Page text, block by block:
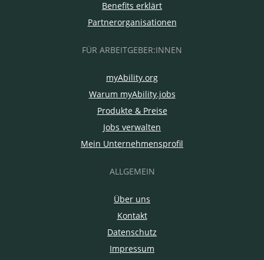
Benefits erklärt
Partnerorganisationen
FÜR ARBEITGEBER:INNEN
myAbility.org
Warum myAbility.jobs
Produkte & Preise
Jobs verwalten
Mein Unternehmensprofil
ALLGEMEIN
Über uns
Kontakt
Datenschutz
Impressum